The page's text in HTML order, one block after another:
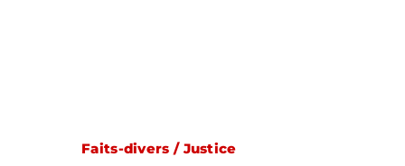
Faits-divers / Justice